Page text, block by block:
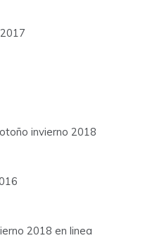
invierno 2018
2018 en linea